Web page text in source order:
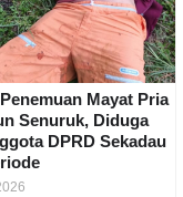
Mayat Pria
Senuruk, Diduga
DPRD Sekadau